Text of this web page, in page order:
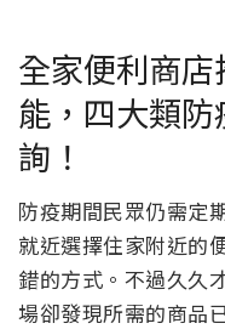
全家便利商
能，四大類
詢！
防疫期間民眾仍需定
就近選擇住家附近的
錯的方式。不過久久
場卻發現所需的商品